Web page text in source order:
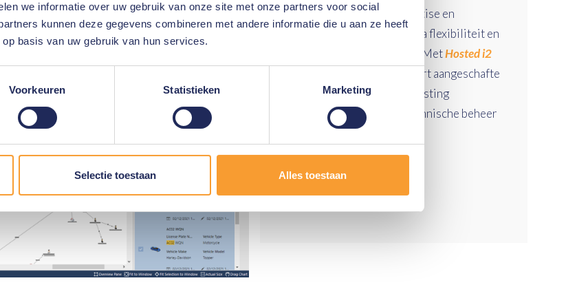
we informatie over uw gebruik van onze site met onze partners voor social
kunnen deze gegevens combineren met andere informatie die u aan ze heeft
basis van uw gebruik van hun services.
Voorkeuren Statistieken Marketing
Selectie toestaan Alles toestaan
Bespaar kosten voor expertise en
onderhoud en verkrijg extra flexibiliteit en
. MetHosted i2
breng je jouw bij DataExpert aangeschafte
i2 licenties onder in een hosting
omgeving en laat je het technische beheer
aan ons over.
Lees meer